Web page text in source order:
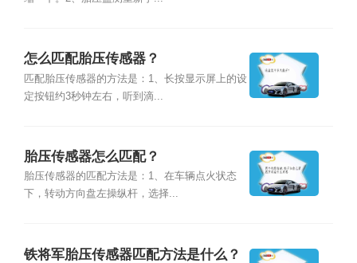
怎么匹配胎压传感器？
匹配胎压传感器的方法是：1、长按显示屏上的设
定按钮约3秒钟左右，听到滴...
胎压传感器怎么匹配？
胎压传感器的匹配方法是：1、在车辆点火状态
下，转动方向盘左操纵杆，选择...
铁将军胎压传感器匹配方法是什么？